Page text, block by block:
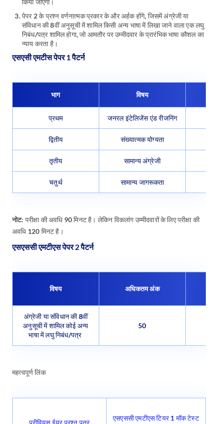
पेपर 2 के प्रश्न वर्णनात्मक प्रकार के और अर्हक होंगे, जिसमें अंग्रेजी या
संविधान की 8वीं अनुसूची में शामिल किसी अन्य भाषा में लिखा जाने वाला एक लघु
निबंध/पत्र शामिल होगा, जो आमतौर पर उम्मीदवार के प्रारंभिक भाषा कौशल का
न्याय करता है।
एसएसी एमटीस पेपर 1 पैटर्न
भाग विषय
प्रथम जनरल इंटेलिजेंस एंड रीजनिंग
द्वितीय संख्यात्मक योग्यता
तृतीय सामान्य अंग्रेजी
चतुर्थ सामान्य जागरूकता
नोट: परीक्षा की अवधि 90 मिनट है। लेकिन विकलांग उम्मीदवारों के लिए परीक्षा की
अवधि 120 मिनट है।
एसएससी एमटीएस पेपर 2 पैटर्न
विषय अधिकतम अंक
अंग्रेजी या संविधान की 8वीं
अनुसूची में शामिल कोई अन्य
भाषा में लघु निबंध/पत्र
50
महत्वपूर्ण लिंक
एसएससी एमटीएस टियर 1 मॉक टेस्ट